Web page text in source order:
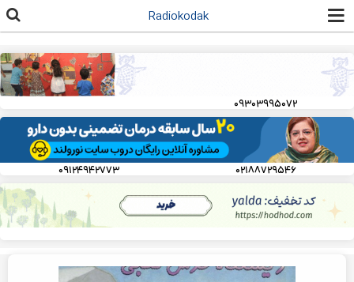
محتوای
اصلی
Radiokodak
۰۹۳۰۳۹۹۵۰۷۲
۰۲۱۸۸۷۲۹۵۴۶ ۰۹۱۲۴۹۴۲۷۷۳